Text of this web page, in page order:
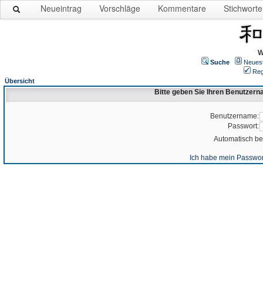
Neueintrag Vorschläge Kommentare Stichworte
Suche
Übersicht
Bitte geben Sie Ihren
Benutzername:
Passwort:
Automatisch
Ich habe mein